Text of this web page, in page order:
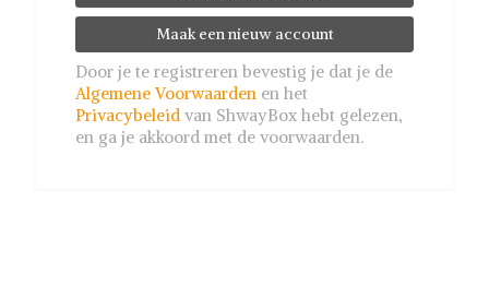
Maak een nieuw account
Door je te registreren bevestig je dat je de
Algemene Voorwaarden en het
Privacybeleid van ShwayBox hebt gelezen,
en ga je akkoord met de voorwaarden.